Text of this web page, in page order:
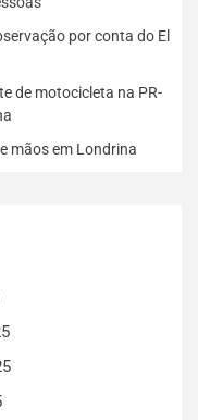
por conta do El
de motocicleta na PR-
mãos em Londrina